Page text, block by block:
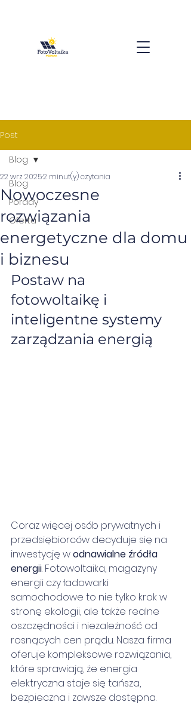
Post
Blog
Porady
Oferta
Blog
Nowoczesne
rozwiązania
energetyczne dla domu
i biznesu
22 wrz 20252 minut(y) czytania
Postaw na
fotowoltaikę i
inteligentne systemy
zarządzania energią
Coraz więcej osób prywatnych i
przedsiębiorców decyduje się na
inwestycję w odnawialne źródła
energii. Fotowoltaika, magazyny
energii czy ładowarki
samochodowe to nie tylko krok w
stronę ekologii, ale także realne
oszczędności i niezależność od
rosnących cen prądu. Nasza firma
oferuje kompleksowe rozwiązania,
które sprawiają, że energia
elektryczna staje się tańsza,
bezpieczna i zawsze dostępna.